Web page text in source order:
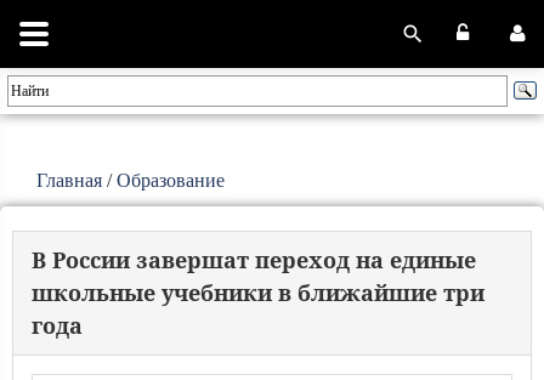
Главная /Образование
В России завершат переход на единые
школьные учебники в ближайшие три
года